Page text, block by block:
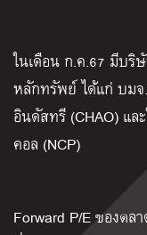
ในเดือน ก.ค.67 มีบริ
หลักทรัพย์ ได้แก่ บมจ
อินดัสทรี (CHAO) แ
คอล (NCP)
Forward P/E ของต